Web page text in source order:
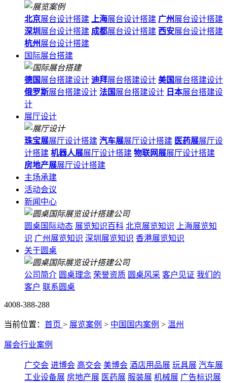
北京展台设计搭建 上海展台设计搭建 广州展台设计搭建
深圳 展台设计搭建 成都展台设计搭建 西安展台设计搭建
杭州展台设计搭建
国际展台搭建
德国 展台搭建设计 迪拜展台搭建设计 美国 展台搭建设计
俄罗斯展台搭建设计 法国 展台搭建设计 日本展台搭建设
计
展厅设计
珠宝展展厅设计搭建 汽车展展厅设计搭建 医药展展厅设
计搭建 机器人展展厅设计搭建 物联网展展厅设计搭建
房地产展展厅设计搭建
主场承建
活动会议
新闻中心
圆桌国际动态 展览知识百科 北京展览知识
上海展览知
识 广州展览知识 深圳展览知识 香港展览知识
关于圆桌
公司简介 圆桌理念 荣誉资质 圆桌风采 客户见证 我们的
客户 联系圆桌
4008-388-288
当前位置： 首页 > 展览案例 > 中国国内案例 > 温州
展会行业案例
广交会 进博会 高交会 美博会 酒店用品展 玩具展 汽车展
工业设备展 房地产展 医药展 服装展 机械展 广告标识展